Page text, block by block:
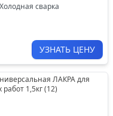
Холодная сварка
УЗНАТЬ ЦЕНУ
ЛАКРА для
1,5кг (12)